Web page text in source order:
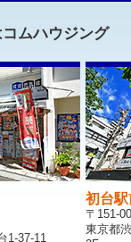
ムハウジング
1-37-11
初台
〒151-
東京都